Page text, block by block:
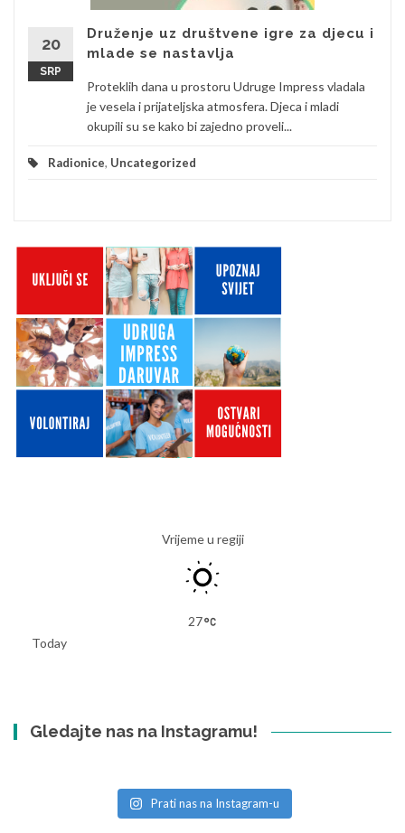
20
SRP
Druženje uz društvene igre za djecu i
mlade se nastavlja
Proteklih dana u prostoru Udruge Impress vladala
je vesela i prijateljska atmosfera. Djeca i mladi
okupili su se kako bi zajedno proveli...
Radionice, Uncategorized
Vrijeme u regiji
27
Today
Gledajte nas na Instagramu!
Prati nas na Instagram-u